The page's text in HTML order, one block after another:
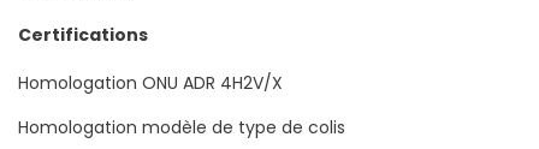
Certifications
Homologation ONU ADR 4H2V/X
Homologation modèle de type de colis